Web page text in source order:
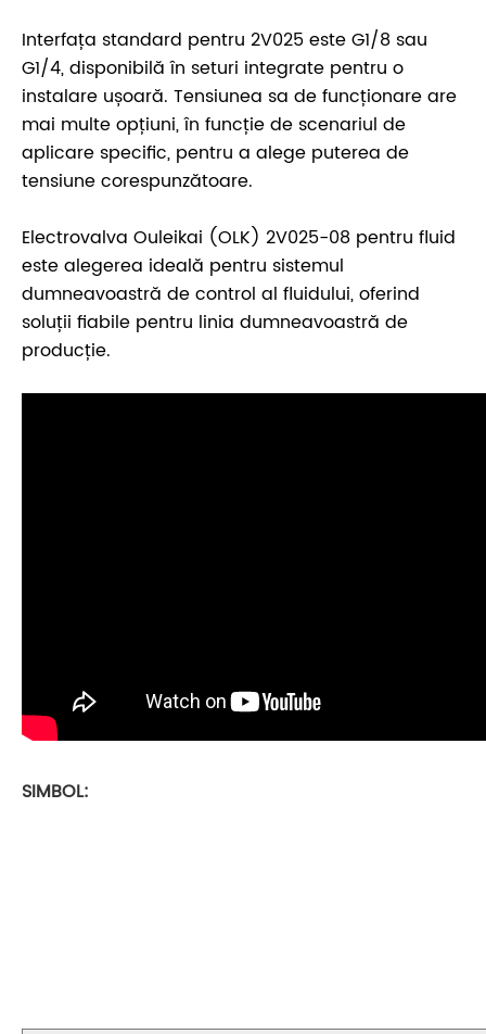
Interfața standard pentru 2V025 este G1/8 sau
G1/4, disponibilă în seturi integrate pentru o
instalare ușoară. Tensiunea sa de funcționare are
mai multe opțiuni, în funcție de scenariul de
aplicare specific, pentru a alege puterea de
tensiune corespunzătoare.
Electrovalva Ouleikai (OLK) 2V025-08 pentru fluid
este alegerea ideală pentru sistemul
dumneavoastră de control al fluidului, oferind
soluții fiabile pentru linia dumneavoastră de
producție.
SIMBOL: